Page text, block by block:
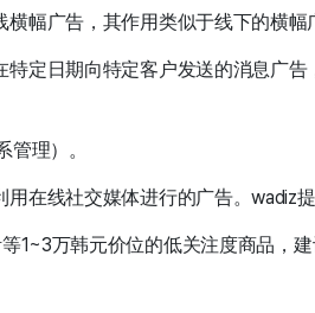
幅广告，其作用类似于线下的横幅
定日期向特定客户发送的消息广
管理）。
用在线社交媒体进行的广告。wadiz
1~3万韩元价位的低关注度商品，